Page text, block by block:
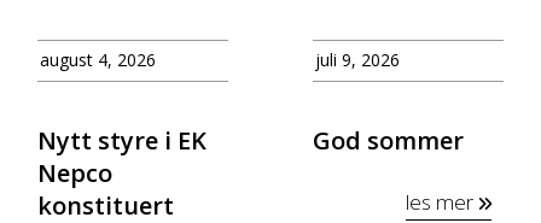
august 4, 2026
Nytt styre i EK
Nepco
konstituert
juli 9, 2026
God sommer
les mer